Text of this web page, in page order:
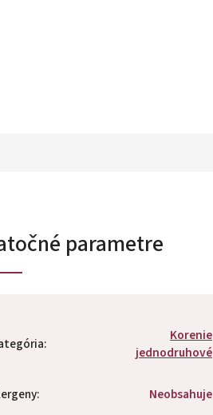
parametre
:
Korenie
jednodruhové
: Neobsahuje